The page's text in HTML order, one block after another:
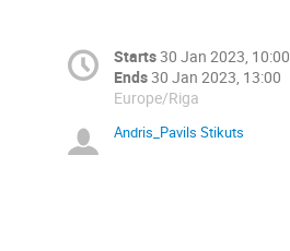
Starts30 Jan 2023, 10:00
Ends30 Jan 2023, 13:00
Europe/Riga
Andris_Pavils Stikuts